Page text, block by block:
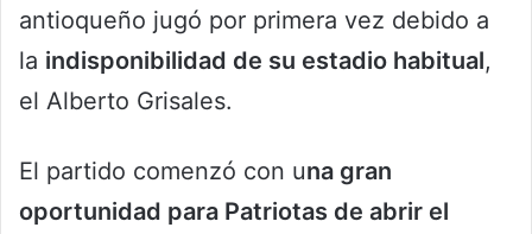
antioqueño jugó por primera vez debido a
la indisponibilidad de su estadio habitual,
el Alberto Grisales.
El partido comenzó con una gran
oportunidad para Patriotas de abrir el